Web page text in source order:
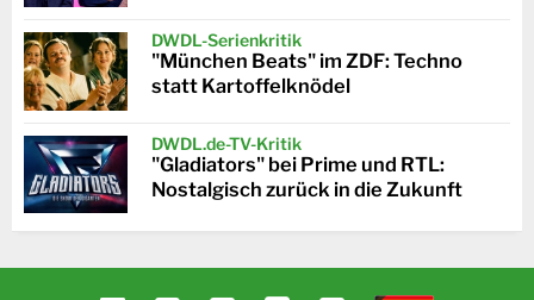
DWDL-Serienkritik
"München Beats" im ZDF: Techno
statt Kartoffelknödel
DWDL.de-TV-Kritik
"Gladiators" bei Prime und RTL:
Nostalgisch zurück in die Zukunft